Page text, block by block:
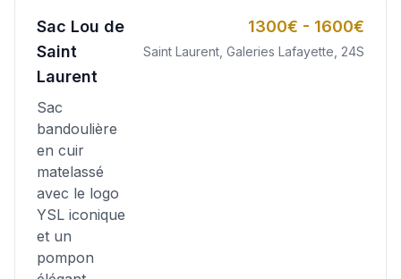
Sac Lou de
Saint
Laurent
Sac
bandoulière
en cuir
matelassé
avec le logo
YSL iconique
et un
pompon
1300€ - 1600€
Saint Laurent, Galeries Lafayette, 24S